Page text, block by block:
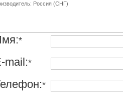
Россия (СНГ)
*
mail:*
*